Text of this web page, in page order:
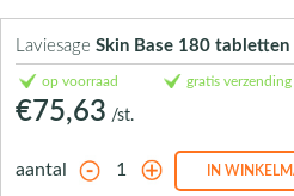
Laviesage Skin Base 180 tabletten
op voorraad gratis verzending
€75,63 /st.
aantal
Over ons